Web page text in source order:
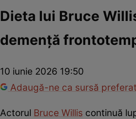
Dieta lui Bruce
demență
10 iunie 2026 19:50
Adaugă-ne ca sursă
Actorul Bruce Willis continuă